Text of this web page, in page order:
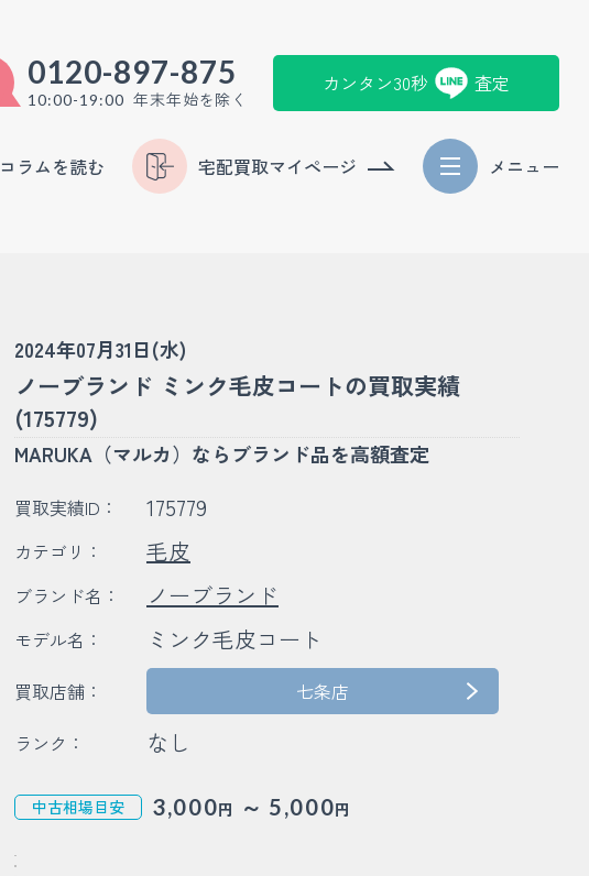
0120-897-875
10:00-19:00 年末年始を除く
カンタン30秒 査定
コラムを読む 宅配買取マイページ メニュー
2024年07月31日(水)
ノーブランド ミンク毛皮コートの買取実績
(175779)
MARUKA（マルカ）ならブランド品を高額査定
買取実績ID： 175779
カテゴリ： 毛皮
ブランド名： ノーブランド
モデル名： ミンク毛皮コート
買取店舗：
七条店
ランク：
なし
中古相場目安 3,000円 ～ 5,000円